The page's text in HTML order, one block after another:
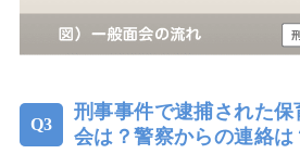
刑事事件で逮捕された
会は？警察からの連絡は